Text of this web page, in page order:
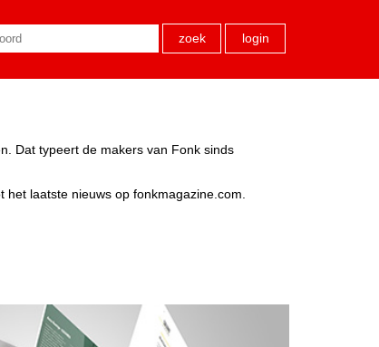
zoek login
Dat typeert de makers van Fonk sinds
laatste nieuws op fonkmagazine.com.